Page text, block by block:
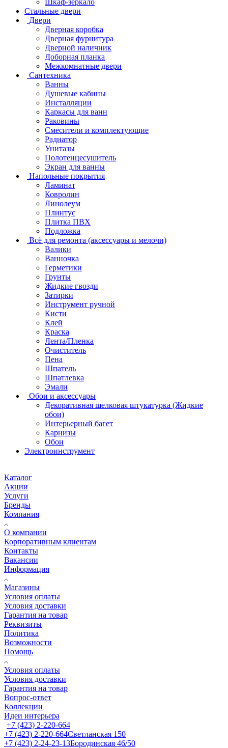
Стальные двери
Двери
Дверная коробка
Дверная фурнитура
Дверной наличник
Доборная планка
Межкомнатные двери
Сантехника
Ванны
Душевые кабины
Инсталляции
Каркасы для ванн
Раковины
Смесители и комплектующие
Радиатор
Унитазы
Полотенцесушитель
Экран для ванны
Напольные покрытия
Ламинат
Ковролин
Линолеум
Плинтус
Плитка ПВХ
Подложка
Всё для ремонта (аксессуары и мелочи)
Валики
Ванночка
Герметики
Грунты
Жидкие гвозди
Затирки
Инструмент ручной
Кисти
Клей
Краска
Лента/Пленка
Очиститель
Пена
Шпатель
Шпатлевка
Эмали
Обои и аксессуары
Декоративная шелковая штукатурка (Жидкие
обои)
Интерьерный багет
Карнизы
Обои
Электроинструмент
Каталог
Акции
Услуги
Бренды
Компания
О компании
Корпоративным клиентам
Контакты
Вакансии
Информация
Магазины
Условия оплаты
Условия доставки
Гарантия на товар
Реквизиты
Политика
Возможности
Помощь
Условия оплаты
Условия доставки
Гарантия на товар
Вопрос-ответ
Коллекции
Идеи интерьера
+7 (423) 2-220-664
+7 (423) 2-220-664Светланская 150
+7 (423) 2-24-23-13Бородинская 46/50